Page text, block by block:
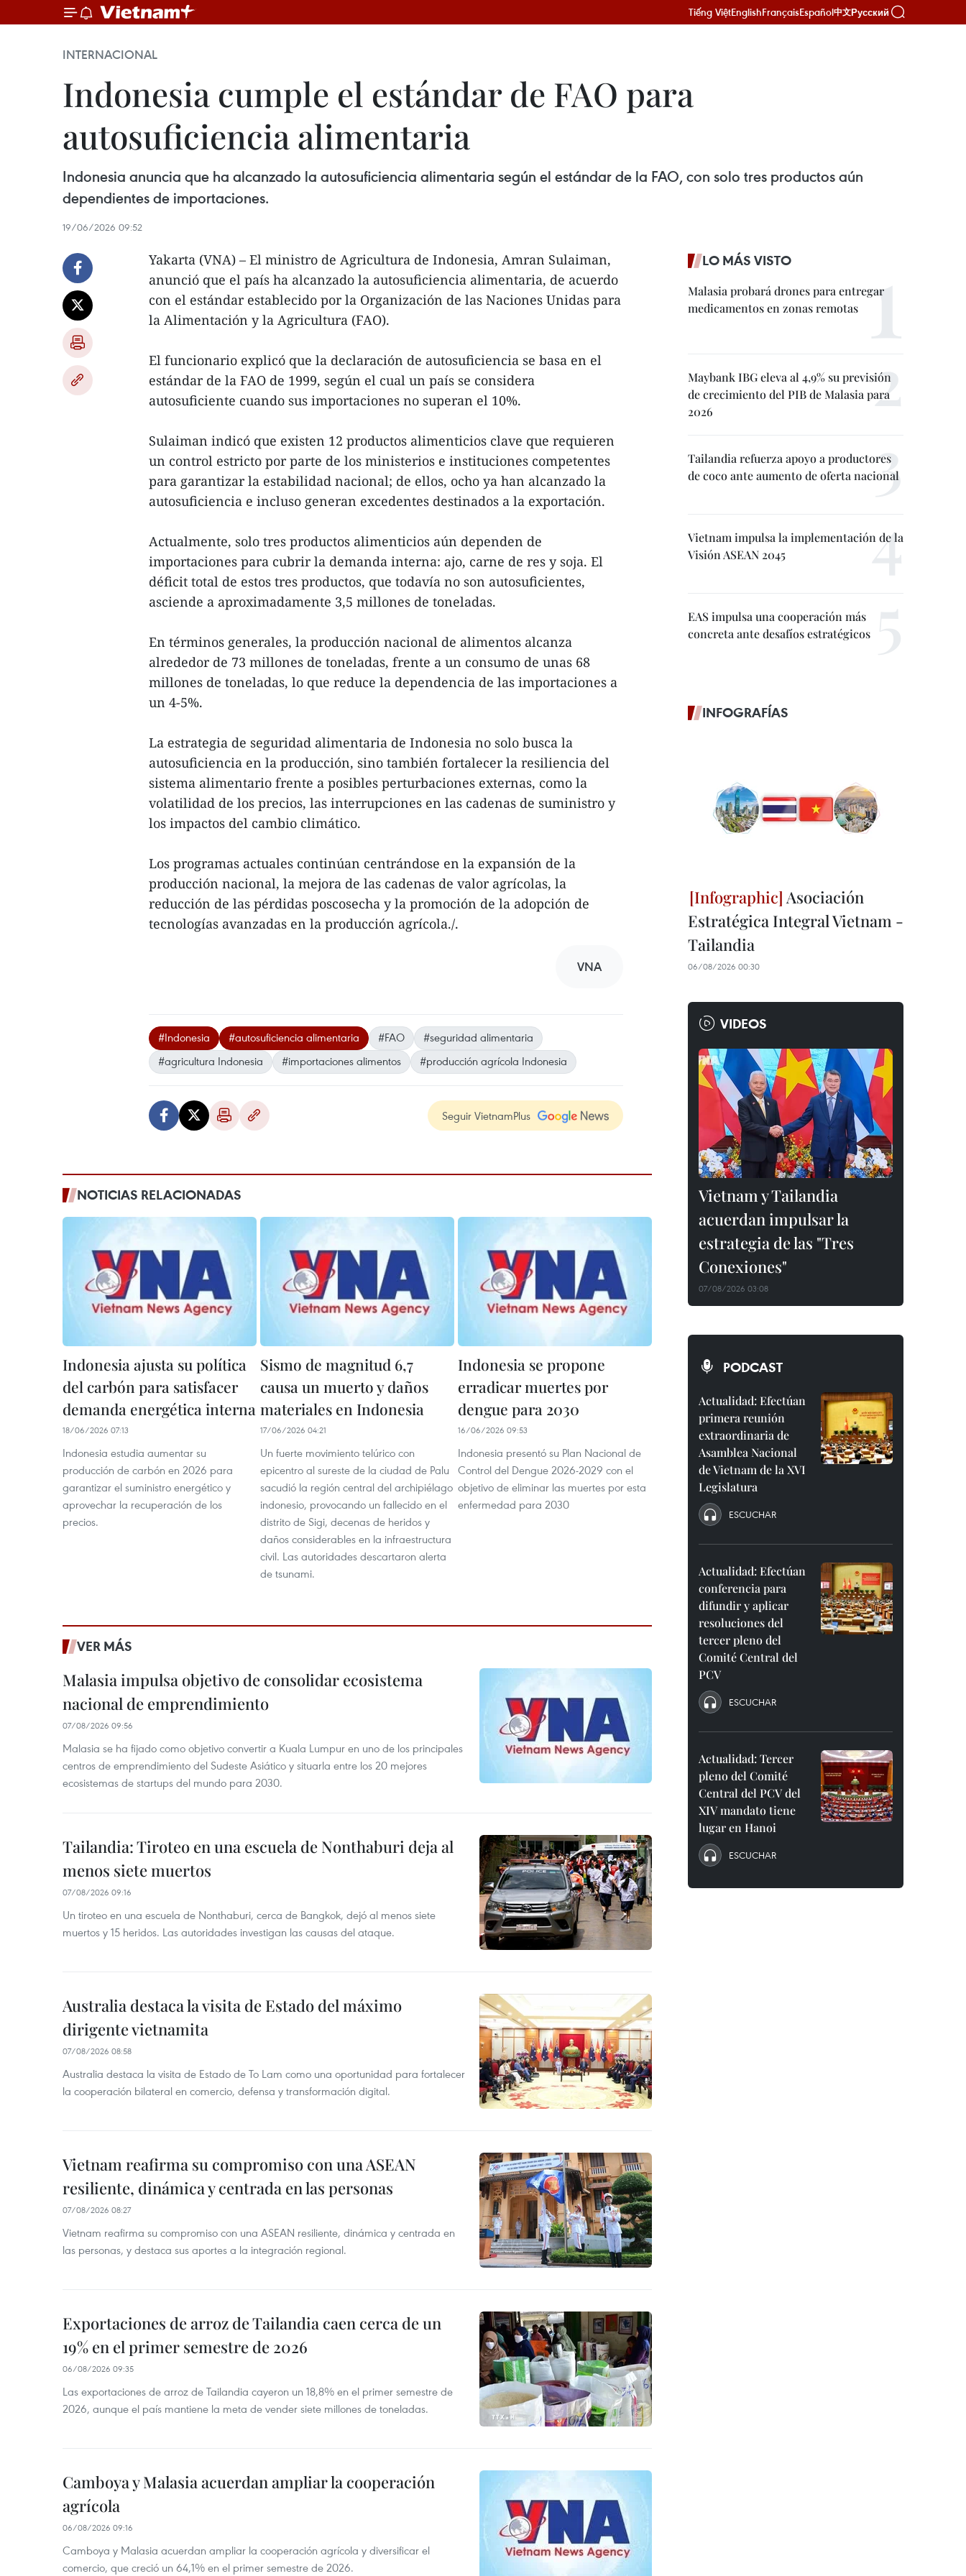
Tiếng ViệtEnglishFrançaisEspañol中文Русский
INTERNACIONAL
Indonesia cumple el estándar de FAO para
autosuficiencia alimentaria
Indonesia anuncia que ha alcanzado la autosuficiencia alimentaria según el estándar de la FAO, con solo tres productos aún
dependientes de importaciones.
19/06/2026 09:52
Yakarta (VNA) – El ministro de Agricultura de Indonesia, Amran Sulaiman,
anunció que el país ha alcanzado la autosuficiencia alimentaria, de acuerdo
con el estándar establecido por la Organización de las Naciones Unidas para
la Alimentación y la Agricultura (FAO).
El funcionario explicó que la declaración de autosuficiencia se basa en el
estándar de la FAO de 1999, según el cual un país se considera
autosuficiente cuando sus importaciones no superan el 10%.
Sulaiman indicó que existen 12 productos alimenticios clave que requieren
un control estricto por parte de los ministerios e instituciones competentes
para garantizar la estabilidad nacional; de ellos, ocho ya han alcanzado la
autosuficiencia e incluso generan excedentes destinados a la exportación.
Actualmente, solo tres productos alimenticios aún dependen de
importaciones para cubrir la demanda interna: ajo, carne de res y soja. El
déficit total de estos tres productos, que todavía no son autosuficientes,
asciende a aproximadamente 3,5 millones de toneladas.
En términos generales, la producción nacional de alimentos alcanza
alrededor de 73 millones de toneladas, frente a un consumo de unas 68
millones de toneladas, lo que reduce la dependencia de las importaciones a
un 4-5%.
La estrategia de seguridad alimentaria de Indonesia no solo busca la
autosuficiencia en la producción, sino también fortalecer la resiliencia del
sistema alimentario frente a posibles perturbaciones externas, como la
volatilidad de los precios, las interrupciones en las cadenas de suministro y
los impactos del cambio climático.
Los programas actuales continúan centrándose en la expansión de la
producción nacional, la mejora de las cadenas de valor agrícolas, la
reducción de las pérdidas poscosecha y la promoción de la adopción de
tecnologías avanzadas en la producción agrícola./.
VNA
#Indonesia #autosuficiencia alimentaria #FAO
#seguridad alimentaria
#agricultura Indonesia
#importaciones alimentos #producción agrícola Indonesia
Seguir VietnamPlus
NOTICIAS RELACIONADAS
Indonesia ajusta su política
del carbón para satisfacer
demanda energética interna
18/06/2026 07:13
Indonesia estudia aumentar su
producción de carbón en 2026 para
garantizar el suministro energético y
aprovechar la recuperación de los
precios.
Sismo de magnitud 6,7
causa un muerto y daños
materiales en Indonesia
17/06/2026 04:21
Un fuerte movimiento telúrico con
epicentro al sureste de la ciudad de Palu
sacudió la región central del archipiélago
indonesio, provocando un fallecido en el
distrito de Sigi, decenas de heridos y
daños considerables en la infraestructura
civil. Las autoridades descartaron alerta
de tsunami.
Indonesia se propone
erradicar muertes por
dengue para 2030
16/06/2026 09:53
Indonesia presentó su Plan Nacional de
Control del Dengue 2026-2029 con el
objetivo de eliminar las muertes por esta
enfermedad para 2030
VER MÁS
Malasia impulsa objetivo de consolidar ecosistema
nacional de emprendimiento
07/08/2026 09:56
Malasia se ha fijado como objetivo convertir a Kuala Lumpur en uno de los principales
centros de emprendimiento del Sudeste Asiático y situarla entre los 20 mejores
ecosistemas de startups del mundo para 2030.
Tailandia: Tiroteo en una escuela de Nonthaburi deja al
menos siete muertos
07/08/2026 09:16
Un tiroteo en una escuela de Nonthaburi, cerca de Bangkok, dejó al menos siete
muertos y 15 heridos. Las autoridades investigan las causas del ataque.
Australia destaca la visita de Estado del máximo
dirigente vietnamita
07/08/2026 08:58
Australia destaca la visita de Estado de To Lam como una oportunidad para fortalecer
la cooperación bilateral en comercio, defensa y transformación digital.
Vietnam reafirma su compromiso con una ASEAN
resiliente, dinámica y centrada en las personas
07/08/2026 08:27
Vietnam reafirma su compromiso con una ASEAN resiliente, dinámica y centrada en
las personas, y destaca sus aportes a la integración regional.
Exportaciones de arroz de Tailandia caen cerca de un
19% en el primer semestre de 2026
06/08/2026 09:35
Las exportaciones de arroz de Tailandia cayeron un 18,8% en el primer semestre de
2026, aunque el país mantiene la meta de vender siete millones de toneladas.
Camboya y Malasia acuerdan ampliar la cooperación
agrícola
06/08/2026 09:16
Camboya y Malasia acuerdan ampliar la cooperación agrícola y diversificar el
comercio, que creció un 64,1% en el primer semestre de 2026.
LO MÁS VISTO
Malasia probará drones para entregar
medicamentos en zonas remotas
Maybank IBG eleva al 4,9% su previsión
de crecimiento del PIB de Malasia para
2026
Tailandia refuerza apoyo a productores
de coco ante aumento de oferta nacional
Vietnam impulsa la implementación de la
Visión ASEAN 2045
EAS impulsa una cooperación más
concreta ante desafíos estratégicos
INFOGRAFÍAS
Asociación
Estratégica Integral Vietnam -
Tailandia
06/08/2026 00:30
VIDEOS
Vietnam y Tailandia
acuerdan impulsar la
estrategia de las "Tres
Conexiones"
07/08/2026 03:08
PODCAST
Actualidad: Efectúan
primera reunión
extraordinaria de
Asamblea Nacional
de Vietnam de la XVI
Legislatura
ESCUCHAR
Actualidad: Efectúan
conferencia para
difundir y aplicar
resoluciones del
tercer pleno del
Comité Central del
PCV
ESCUCHAR
Actualidad: Tercer
pleno del Comité
Central del PCV del
XIV mandato tiene
lugar en Hanoi
ESCUCHAR